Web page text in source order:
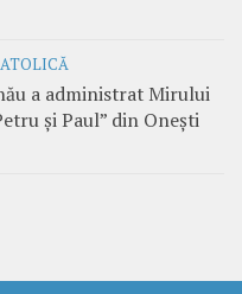
a administrat Mirului
și Paul” din Onești